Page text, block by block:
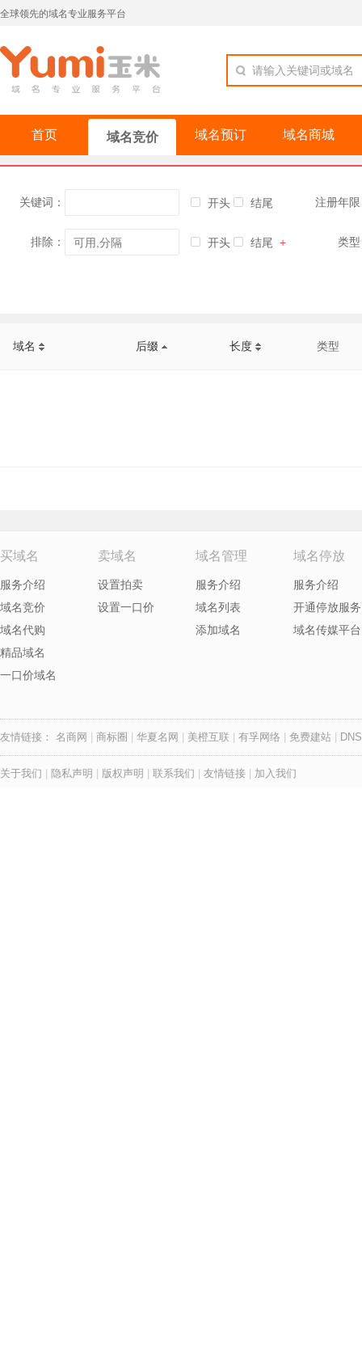
全球领先的域名专业服务平台
请输入关键词或域名
首页 域名竞价 域名预订 域名商城
关键词： 开头 结尾 注册年
排除： 开头 结尾 + 类
域名 后缀 长度 类型
买域名
服务介绍
域名竞价
域名代购
精品域名
一口价域名
卖域名
设置拍卖
设置一口价
域名管理
服务介绍
域名列表
添加域名
域名停放
服务介绍
开通停放服务
域名传媒平台
友情链接： 名商网 商标圈 华夏名网 美橙互联 有孚网络 免费建站
关于我们 隐私声明 版权声明 联系我们 友情链接 加入我们